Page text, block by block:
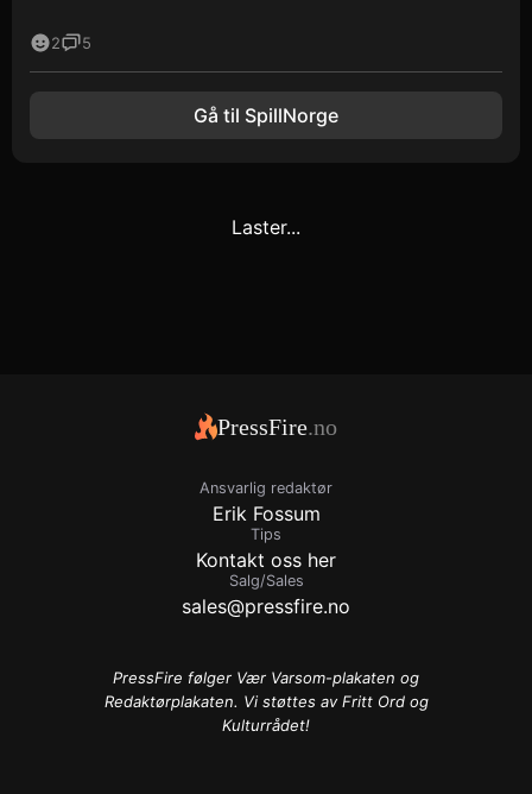
2 5
Gå til SpillNorge
Laster...
PressFire.no
Ansvarlig redaktør
Erik Fossum
Tips
Kontakt oss her
Salg/Sales
sales@pressfire.no
PressFire følger Vær Varsom-plakaten og
Redaktørplakaten. Vi støttes av Fritt Ord og
Kulturrådet!